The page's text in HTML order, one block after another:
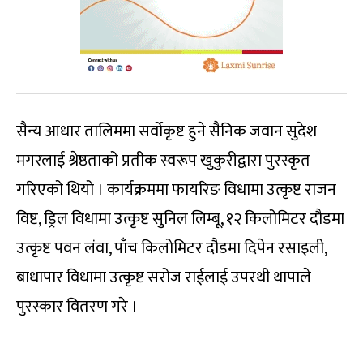
सैन्य आधार तालिममा सर्वोकृष्ट हुने सैनिक जवान सुदेश
मगरलाई श्रेष्ठताको प्रतीक स्वरूप खुकुरीद्वारा पुरस्कृत
गरिएको थियो । कार्यक्रममा फायरिङ विधामा उत्कृष्ट राजन
विष्ट, ड्रिल विधामा उत्कृष्ट सुनिल लिम्बू, १२ किलोमिटर दौडमा
उत्कृष्ट पवन लंवा, पाँच किलोमिटर दौडमा दिपेन रसाइली,
बाधापार विधामा उत्कृष्ट सरोज राईलाई उपरथी थापाले
पुरस्कार वितरण गरे ।